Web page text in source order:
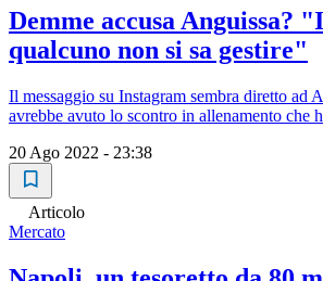
Demme accusa Anguissa?
qualcuno non si sa gestire"
Il messaggio su Instagram sembra diretto ad
avrebbe avuto lo scontro in allenamento che
20 Ago 2022 - 23:38
Articolo
Mercato